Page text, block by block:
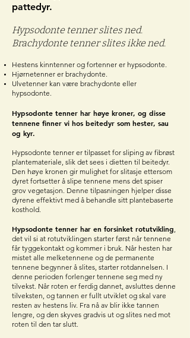
pattedyr.
Hypsodonte tenner slites ned.
Brachydonte tenner slites ikke ned.
Hestens kinntenner og fortenner er hypsodonte.
Hjørnetenner er brachydonte.
Ulvetenner kan være brachydonte eller
hypsodonte.
Hypsodonte tenner har høye kroner, og disse
tennene finner vi hos beitedyr som hester, sau
og kyr.
Hypsodonte tenner er tilpasset for sliping av fibrøst
plantemateriale, slik det sees i dietten til beitedyr.
Den høye kronen gir mulighet for slitasje ettersom
dyret fortsetter å slipe tennene mens det spiser
grov vegetasjon. Denne tilpasningen hjelper disse
dyrene effektivt med å behandle sitt plantebaserte
kosthold.
Hypsodonte tenner har en forsinket rotutvikling,
det vil si at rotutviklingen starter først når tennene
får tyggekontakt og kommer i bruk. Når hesten har
mistet alle melketennene og de permanente
tennene begynner å slites, starter rotdannelsen. I
denne perioden forlenger tennene seg med ny
tilvekst. Når roten er ferdig dannet, avsluttes denne
tilveksten, og tannen er fullt utviklet og skal vare
resten av hestens liv. Fra nå av blir ikke tannen
lengre, og den skyves gradvis ut og slites ned mot
roten til den tar slutt.